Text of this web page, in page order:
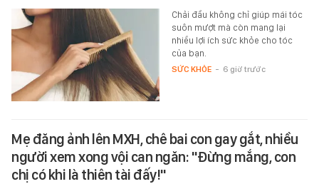
Chải đầu không chỉ giúp mái tóc
suôn mượt mà còn mang lại
nhiều lợi ích sức khỏe cho tóc
của bạn.
SỨC KHỎE - 6 giờ trước
Mẹ đăng ảnh lên MXH, chê bai con gay gắt, nhiều
người xem xong vội can ngăn: "Đừng mắng, con
chị có khi là thiên tài đấy!"